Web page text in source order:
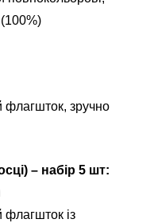
(100%)
флагшток, зручно
– набір 5 шт:
флагшток із